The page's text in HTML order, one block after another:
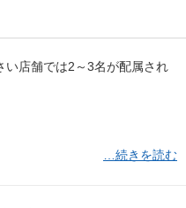
い店舗では2～3名が配属され
…続きを読む